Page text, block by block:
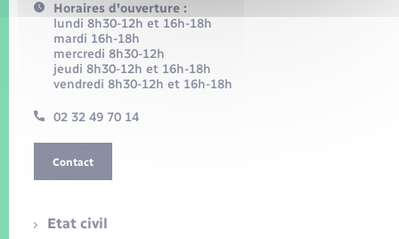
Horaires d'ouverture :
lundi 8h30-12h et 16h-18h
mardi 16h-18h
mercredi 8h30-12h
jeudi 8h30-12h et 16h-18h
vendredi 8h30-12h et 16h-18h
02 32 49 70 14
Contact
Etat civil